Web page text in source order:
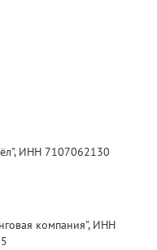
ИНН 7107062130
компания", ИНН